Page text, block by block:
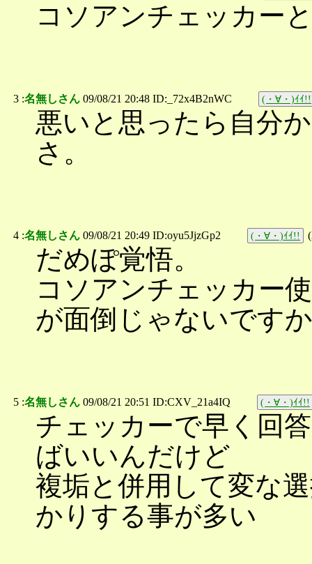
コソアンチェッカー
3 :名無しさん 09/08/21 20:48 ID:_72x4B2nWC (・∀・)ｲｲ!!
悪いと思ったら自分
さ。
4 :名無しさん 09/08/21 20:49 ID:oyu5JjzGp2 (・∀・)ｲｲ!! (
だめぽ覚悟。
コソアンチェッカー
が面倒じゃないです
5 :名無しさん 09/08/21 20:51 ID:CXV_21a4IQ (・∀・)ｲｲ!!
チェッカーで早く回
ばいいんだけど
複垢と併用して変な
かりする事が多い